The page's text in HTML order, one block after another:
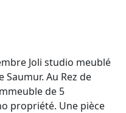
Joli studio meublé
Au Rez de
de 5
propriété. Une pièce